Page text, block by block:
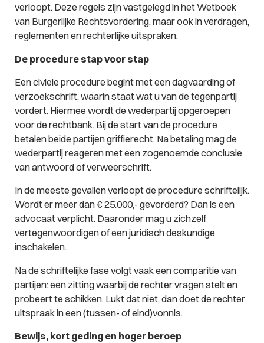
verloopt. Deze regels zijn vastgelegd in het Wetboek
van Burgerlijke Rechtsvordering, maar ook in verdragen,
reglementen en rechterlijke uitspraken.
De procedure stap voor stap
Een civiele procedure begint met een dagvaarding of
verzoekschrift, waarin staat wat u van de tegenpartij
vordert. Hiermee wordt de wederpartij opgeroepen
voor de rechtbank. Bij de start van de procedure
betalen beide partijen griffierecht. Na betaling mag de
wederpartij reageren met een zogenoemde conclusie
van antwoord of verweerschrift.
In de meeste gevallen verloopt de procedure schriftelijk.
Wordt er meer dan € 25.000,- gevorderd? Dan is een
advocaat verplicht. Daaronder mag u zichzelf
vertegenwoordigen of een juridisch deskundige
inschakelen.
Na de schriftelijke fase volgt vaak een comparitie van
partijen: een zitting waarbij de rechter vragen stelt en
probeert te schikken. Lukt dat niet, dan doet de rechter
uitspraak in een (tussen- of eind)vonnis.
Bewijs, kort geding en hoger beroep